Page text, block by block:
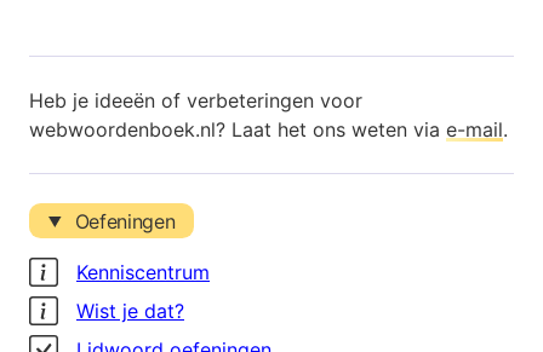
Heb je ideeën of verbeteringen voor
webwoordenboek.nl? Laat het ons weten via e-mail.
Oefeningen
Kenniscentrum
Wist je dat?